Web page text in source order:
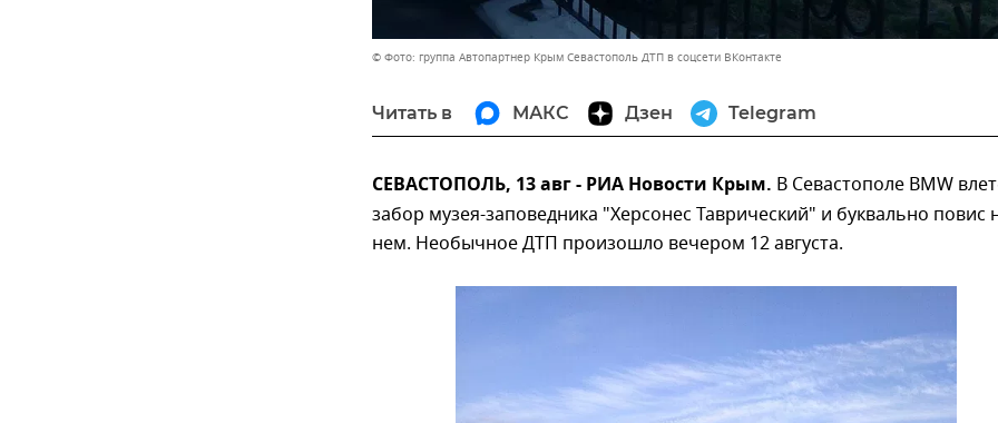
© Фото: группа Автопартнер Крым Севастополь ДТП в соцсети ВКонтакте
Читать в МАКС Дзен Telegram
СЕВАСТОПОЛЬ, 13 авг - РИА Новости Крым. В Севастополе BMW
забор музея-заповедника "Херсонес Таврический" и буквально повис
нем. Необычное ДТП произошло вечером 12 августа.